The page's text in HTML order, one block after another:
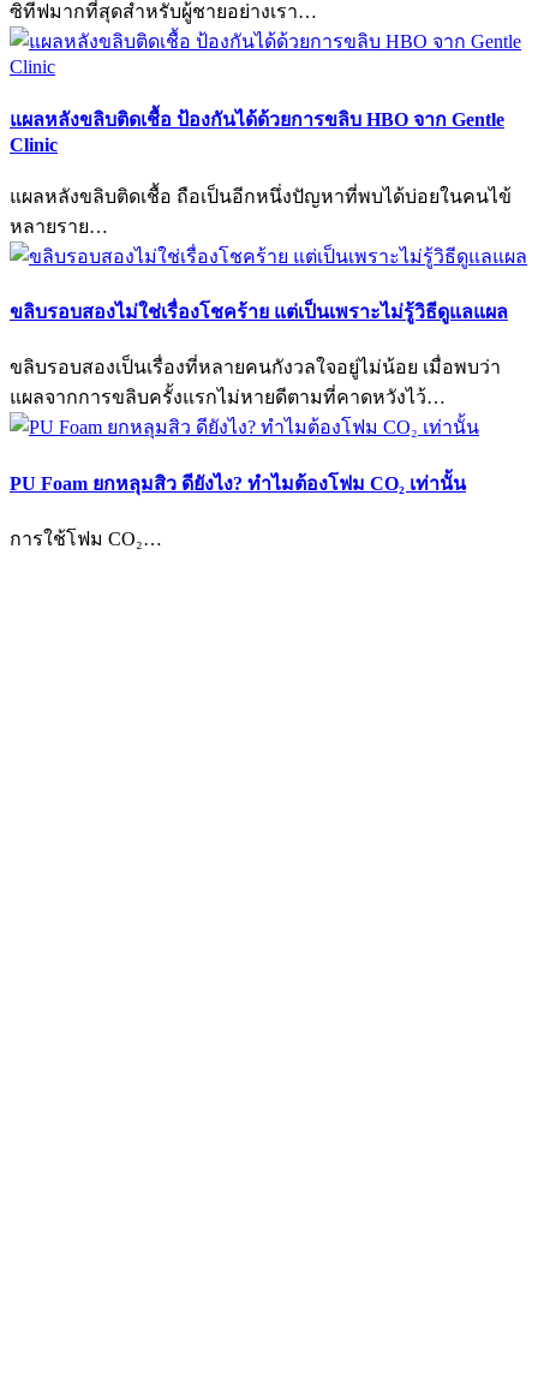
ซิทีฟมากที่สุดสำหรับผู้ชายอย่างเรา…
แผลหลังขลิบติดเชื้อ ป้องกันได้ด้วยการขลิบ HBO จาก Gentle
Clinic
แผลหลังขลิบติดเชื้อ ถือเป็นอีกหนึ่งปัญหาที่พบได้บ่อยในคนไข้
หลายราย…
ขลิบรอบสองไม่ใช่เรื่องโชคร้าย แต่เป็นเพราะไม่รู้วิธีดูแลแผล
ขลิบรอบสองเป็นเรื่องที่หลายคนกังวลใจอยู่ไม่น้อย เมื่อพบว่า
แผลจากการขลิบครั้งแรกไม่หายดีตามที่คาดหวังไว้…
PU Foam ยกหลุมสิว ดียังไง? ทำไมต้องโฟม CO₂ เท่านั้น
การใช้โฟม CO₂…